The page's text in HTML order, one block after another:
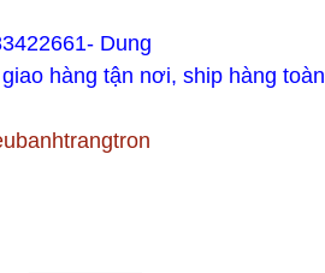
Dung
hàng tận nơi, ship hàng toàn